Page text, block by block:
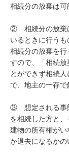
相続分の放棄は可
②　相続分の放棄
いるときに行う
相続分の放棄を
すので、「相続
とができず相続
で、地主の一存で
③　想定される事
を相続した方と
建物の所有権が
か退去になるかの